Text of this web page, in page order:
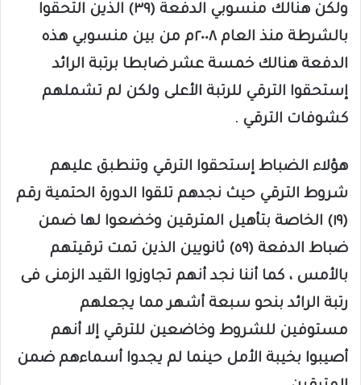
ولكن هنالك منسوبي الدفعة (٣٩) الذين التحقوا
بالشرطة منذ العام ٢٠٠٨م من بين منسوبي هذه
الدفعة هنالك خمسة عشر ضابطا برتبة الرائد
إستحقوا الترقي للرتبة الأعلى ولكن لم تشملهم
كشوفات الترقي .
هؤلاء الضباط إستحقوا الترقي وتنطبق عليهم
شروط الترقي حيث نجدهم تلقوا الدورة الحتمية رقم
(١٩) الخاصة بتأهيل المترقين وخضعوا لها ضمن
ضباط الدفعة (٥٩) ثانويين الذين تمت ترقيتهم
بالأمس ، كما أننا نجد أنهم تجاوزوا القيد الزمنى فى
رتبة الرائد بنحو سبعة أشهر مما يجعلهم
مستوفين للشروط وخاضعين للترقي إلا أنهم
أصيبوا بخيبة الأمل حينما لم يجدوا أسماءهم ضمن